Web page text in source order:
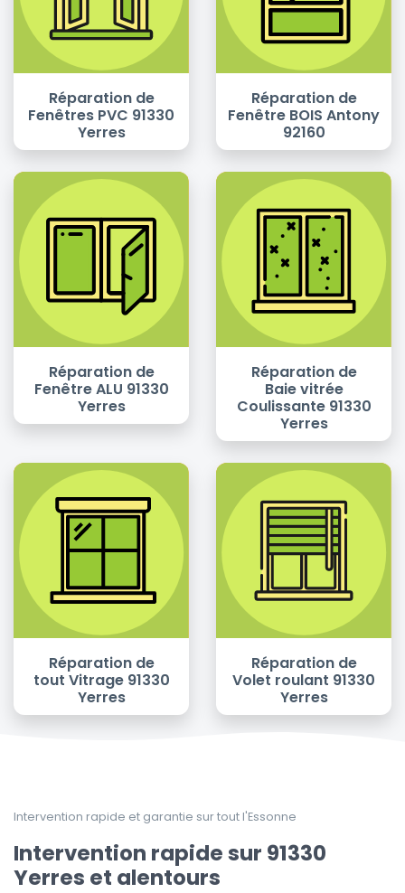
Réparation de
Fenêtres PVC 91330
Yerres
Réparation de
Fenêtre BOIS Antony
92160
Réparation de
Fenêtre ALU 91330
Yerres
Réparation de
Baie vitrée
Coulissante 91330
Yerres
Réparation de
tout Vitrage 91330
Yerres
Réparation de
Volet roulant 91330
Yerres
Intervention rapide et garantie sur tout l'Essonne
Intervention rapide sur 91330
Yerres et alentours